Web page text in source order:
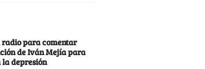
para comentar
de Iván Mejía para
depresión